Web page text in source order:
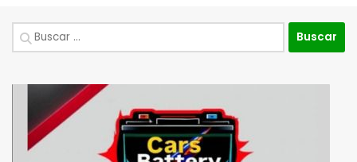
Buscar: